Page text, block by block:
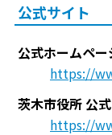
公式サイト
公式ホームペー
https://
茨木市役所 公
https://